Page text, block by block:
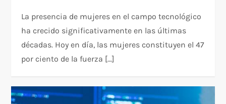
La presencia de mujeres en el campo tecnológico
ha crecido significativamente en las últimas
décadas. Hoy en día, las mujeres constituyen el 47
por ciento de la fuerza […]